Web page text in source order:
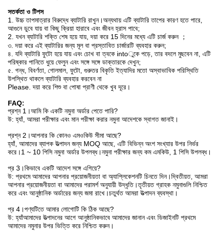
সতর্কতা ও টিপস
1. উচ্চ তাপমাত্রার বিরুদ্ধে ব্যাটারি রাখুন।অন্যথায় এটি ব্যাটারি তাপের কারণ হতে পারে,
আগুনে ডুবে যায় বা কিছু ক্রিয়া হারাবে এবং জীবন হ্রাস পাবে;
2. যখন ব্যাটারি শক্তি শেষ হয়ে যায়, দয়া করে 15 দিনের মধ্যে এটি চার্জ করুন ；
৩. দয়া করে এই ব্যাটারির জন্য মূল বা প্রস্তাবিত চার্জারটি ব্যবহার করুন;
৪. যদি ব্যাটারি ফুটো হয়ে যায় এবং চোখ বা ত্বকে intoুকে পড়ে, তার বদলে মুছবেন না, এটি
পরিষ্কার পানিতে ধুয়ে ফেলুন এবং সঙ্গে সঙ্গে ডাক্তারকে দেখুন;
৫. গন্ধ, বিবর্ণতা, গোলমাল, ফুটো, গুরুতর বিকৃতি ইত্যাদির মতো অস্বাভাবিক পরিস্থিতি
উপস্থিত থাকলে ব্যাটারি ব্যবহার করবেন না
Please. দয়া করে শিশু বা পোষা প্রাণী থেকে খুব দূরে।
FAQ:
প্রশ্ন 1।আমি কি একটি নমুনা অর্ডার পেতে পারি?
উ: হ্যাঁ, আমরা পরীক্ষার এবং মান পরীক্ষা করার নমুনা আদেশকে স্বাগত জানাই।
প্রশ্ন 2।আপনার কি কোনও এমওকিউ সীমা আছে?
হ্যাঁ, আমাদের ব্যাপক উত্পাদন জন্য MOQ আছে, এটি বিভিন্ন অংশ সংখ্যার উপর নির্ভর
করে।1 ~ 10 পিসি নমুনা অর্ডার উপলব্ধ।নমুনা পরীক্ষার জন্য কম এমকিউ, 1 পিসি উপলব্ধ।
প্র 3।কিভাবে একটি আদেশ সঙ্গে এগিয়ে?
উ: প্রথমে আমাদের আপনার প্রয়োজনীয়তা বা অ্যাপ্লিকেশনটি চিনতে দিন।দ্বিতীয়ত, আমরা
আপনার প্রয়োজনীয়তা বা আমাদের পরামর্শ অনুযায়ী উদ্ধৃতি।তৃতীয়ত গ্রাহক নমুনাগুলি নিশ্চিত
করে এবং আনুষ্ঠানিক অর্ডারের জন্য জমা রাখে।চতুর্থত আমরা উত্পাদন ব্যবস্থা।
প্র 4।পণ্যটিতে আমার লোগোটি কি ঠিক আছে?
উ: হ্যাঁআমাদের উত্পাদনের আগে আনুষ্ঠানিকভাবে আমাদের জানান এবং ডিজাইনটি প্রথমে
আমাদের নমুনার উপর ভিত্তি করে নিশ্চিত করুন।